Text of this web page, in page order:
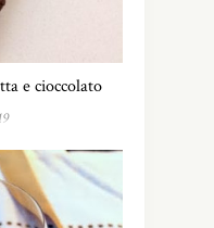
e cioccolato